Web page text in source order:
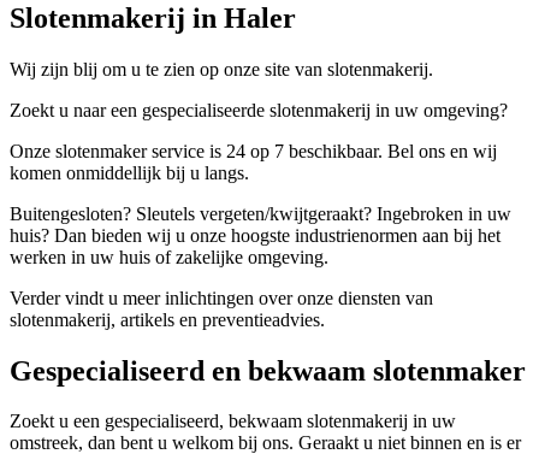
Slotenmakerij in Haler
Wij zijn blij om u te zien op onze site van slotenmakerij.
Zoekt u naar een gespecialiseerde slotenmakerij in uw omgeving?
Onze slotenmaker service is 24 op 7 beschikbaar. Bel ons en wij
komen onmiddellijk bij u langs.
Buitengesloten? Sleutels vergeten/kwijtgeraakt? Ingebroken in uw
huis? Dan bieden wij u onze hoogste industrienormen aan bij het
werken in uw huis of zakelijke omgeving.
Verder vindt u meer inlichtingen over onze diensten van
slotenmakerij, artikels en preventieadvies.
Gespecialiseerd en bekwaam slotenmaker
Zoekt u een gespecialiseerd, bekwaam slotenmakerij in uw
omstreek, dan bent u welkom bij ons. Geraakt u niet binnen en is er